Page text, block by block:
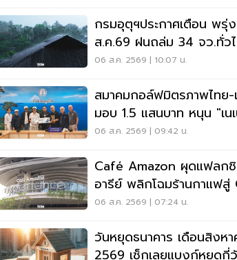
กรมอุตุฯประกาศเตือน พรุ่
ส.ค.69 ฝนถล่ม 34 จว.ทั่ว
06 ส.ค. 2569 | 10:07 น.
สมาคมกอล์ฟมิตรภาพไทย-
มอบ 1.5 แสนบาท หนุน "เน
ลุยเวทีที่สหรัฐ
06 ส.ค. 2569 | 09:42 น.
Café Amazon ผุดแฟลก
อารีย์ พลิกโฉมร้านกาแฟสู่
Working Space ครบวงจร
06 ส.ค. 2569 | 07:24 น.
วันหยุดธนาคาร เดือนสิงห
2569 เช็กเลยแบงก์หยุดกี่